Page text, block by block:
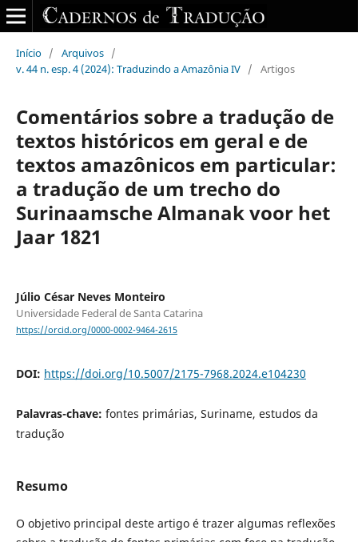
Início / Arquivos /
v. 44 n. esp. 4 (2024): Traduzindo a Amazônia IV / Artigos
Comentários sobre a tradução de
textos históricos em geral e de
textos amazônicos em particular:
a tradução de um trecho do
Surinaamsche Almanak voor het
Jaar 1821
Júlio César Neves Monteiro
Universidade Federal de Santa Catarina
https://orcid.org/0000-0002-9464-2615
DOI: https://doi.org/10.5007/2175-7968.2024.e104230
Palavras-chave: fontes primárias, Suriname, estudos da
tradução
Resumo
O objetivo principal deste artigo é trazer algumas reflexões